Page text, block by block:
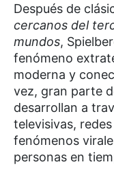
Después de
cercanos del
mundos,
fenómeno
moderna y
vez, gran parte
desarrollan a
televisivas,
fenómenos
personas en